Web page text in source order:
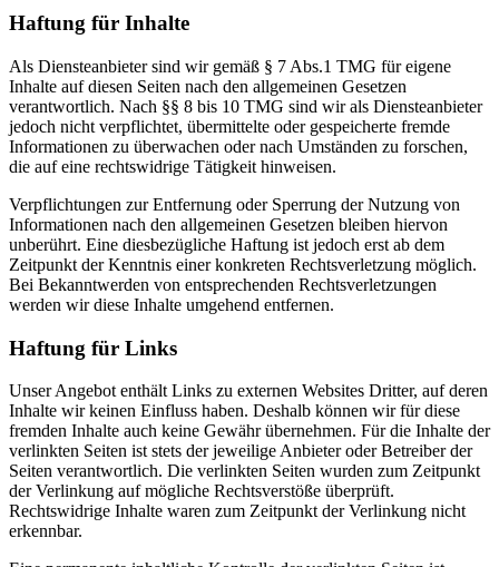
Haftung für Inhalte
Als Diensteanbieter sind wir gemäß § 7 Abs.1 TMG für eigene
Inhalte auf diesen Seiten nach den allgemeinen Gesetzen
verantwortlich. Nach §§ 8 bis 10 TMG sind wir als Diensteanbieter
jedoch nicht verpflichtet, übermittelte oder gespeicherte fremde
Informationen zu überwachen oder nach Umständen zu forschen,
die auf eine rechtswidrige Tätigkeit hinweisen.
Verpflichtungen zur Entfernung oder Sperrung der Nutzung von
Informationen nach den allgemeinen Gesetzen bleiben hiervon
unberührt. Eine diesbezügliche Haftung ist jedoch erst ab dem
Zeitpunkt der Kenntnis einer konkreten Rechtsverletzung möglich.
Bei Bekanntwerden von entsprechenden Rechtsverletzungen
werden wir diese Inhalte umgehend entfernen.
Haftung für Links
Unser Angebot enthält Links zu externen Websites Dritter, auf deren
Inhalte wir keinen Einfluss haben. Deshalb können wir für diese
fremden Inhalte auch keine Gewähr übernehmen. Für die Inhalte der
verlinkten Seiten ist stets der jeweilige Anbieter oder Betreiber der
Seiten verantwortlich. Die verlinkten Seiten wurden zum Zeitpunkt
der Verlinkung auf mögliche Rechtsverstöße überprüft.
Rechtswidrige Inhalte waren zum Zeitpunkt der Verlinkung nicht
erkennbar.